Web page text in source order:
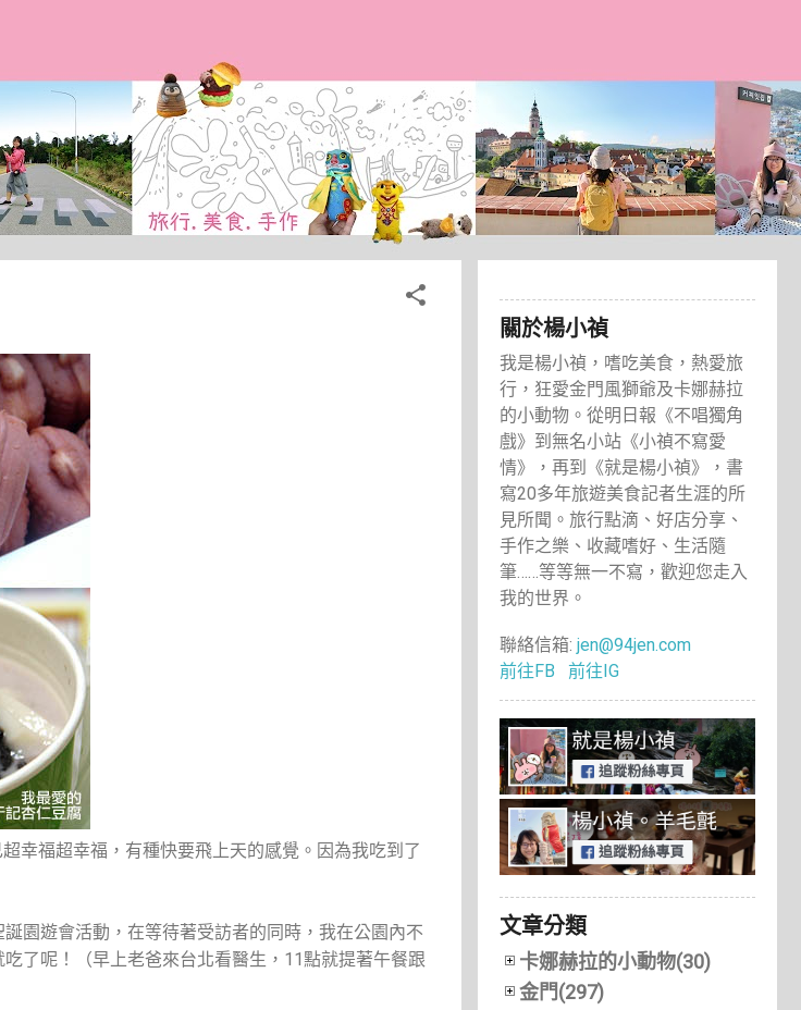
幸福超幸福，有種快要飛上天的感覺。因為我吃到了
園遊會活動，在等待著受訪者的同時，我在公園內不
了呢！（早上老爸來台北看醫生，11點就提著午餐跟
關於楊小禎
我是楊小禎，嗜吃美食，熱愛旅
行，狂愛金門風獅爺及卡娜赫拉
的小動物。從明日報《不唱獨角
戲》到無名小站《小禎不寫愛
情》，再到《就是楊小禎》，書
寫20多年旅遊美食記者生涯的所
見所聞。旅行點滴、好店分享、
手作之樂、收藏嗜好、生活隨
筆……等等無一不寫，歡迎您走入
我的世界。
聯絡信箱: jen@94jen.com
前往FB
前往IG
文章分類
卡娜赫拉的小動物(30)
金門(297)